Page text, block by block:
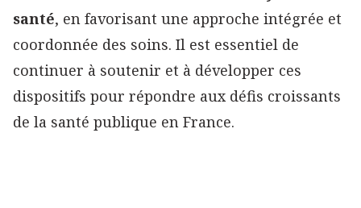
santé, en favorisant une approche intégrée et
coordonnée des soins. Il est essentiel de
continuer à soutenir et à développer ces
dispositifs pour répondre aux défis croissants
de la santé publique en France.